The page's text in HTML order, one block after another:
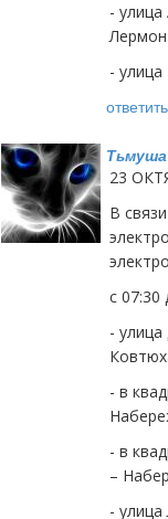
-
-
ответить
Тьмуша
23
В
с 07:30
-
- в
- в
–
-